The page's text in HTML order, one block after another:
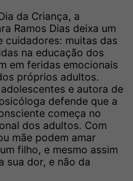
da Criança, a
Ramos Dias deixa um
cuidadores: muitas das
na educação dos
em feridas emocionais
próprios adultos.
e autora de
defende que a
começa no
dos adultos. Com
mãe podem amar
filho, e mesmo assim
sua dor, e não da